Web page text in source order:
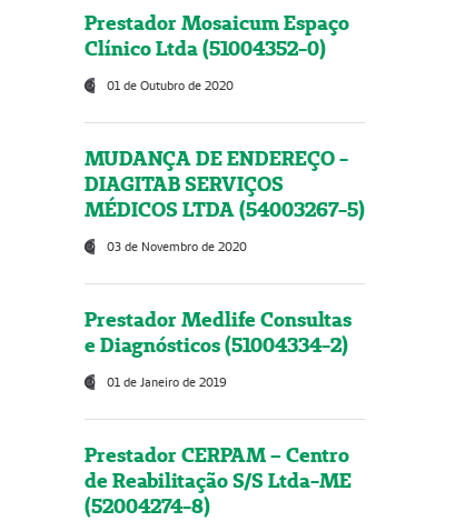
Prestador Mosaicum Espaço
Clínico Ltda (51004352-0)
01 de Outubro de 2020
MUDANÇA DE ENDEREÇO -
DIAGITAB SERVIÇOS
MÉDICOS LTDA (54003267-5)
03 de Novembro de 2020
Prestador Medlife Consultas
e Diagnósticos (51004334-2)
01 de Janeiro de 2019
Prestador CERPAM – Centro
de Reabilitação S/S Ltda-ME
(52004274-8)